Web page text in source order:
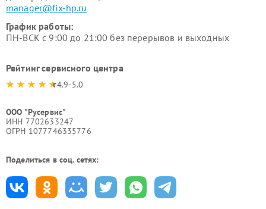
manager@fix-hp.ru
График работы:
ПН-ВСК с 9:00 до 21:00 без перерывов и выходных
Рейтинг сервисного центра
4.9-5.0
ООО "Русервис"
ИНН 7702633247
ОГРН 1077746335776
Поделиться в соц. сетях: